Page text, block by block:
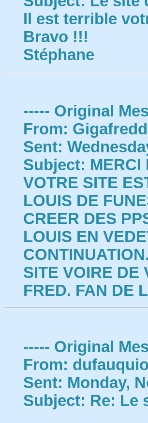
Il est terrible
Bravo !!!
Stéphane
----- Original
From:
Sent:
Subject: MERCI
VOTRE SITE
LOUIS DE
CREER DES
LOUIS EN
SITE VOIRE DE
FRED. FAN DE
----- Original
From:
Sent: Monday,
Subject: Re: Le